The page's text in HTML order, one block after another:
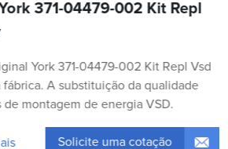
371-04479-002 Kit Repl
York 371-04479-002 Kit Repl Vsd
fábrica. A substituição da qualidade
de montagem de energia VSD.
Solicite uma cotação